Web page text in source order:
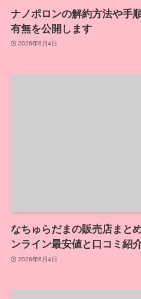
ナノポロンの解約方法や手
有無を公開します
2026年6月4日
なちゅらだまの販売店まと
ンライン最安値と口コミ紹
2026年6月4日